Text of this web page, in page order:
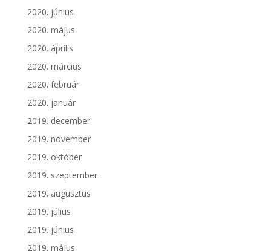
2020. június
2020. május
2020. április
2020. március
2020. február
2020. január
2019. december
2019. november
2019. október
2019. szeptember
2019. augusztus
2019. július
2019. június
2019. május